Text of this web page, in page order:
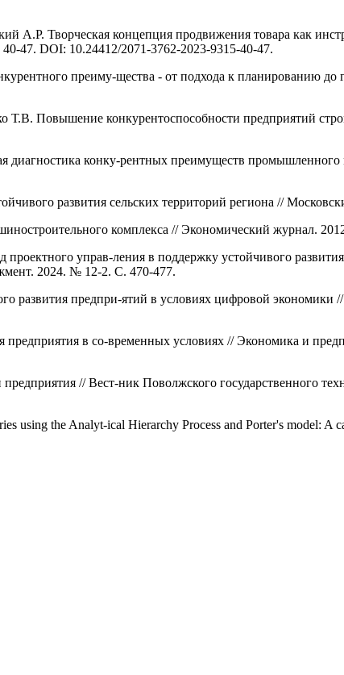
Творческая концепция продвижения товара как
47. DOI: 10.24412/2071-3762-2023-9315-40-47.
преиму-щества - от подхода к планированию до
Повышение конкурентоспособности предприятий
конку-рентных преимуществ промышленного
развития сельских территорий региона //
комплекса // Экономический журнал.
управ-ления в поддержку устойчивого
2024. № 12-2. С. 470-477.
развития предпри-ятий в условиях цифровой экономики
в со-временных условиях // Экономика и
// Вест-ник Поволжского государственного
using the Analyt-ical Hierarchy Process and Porter's model: